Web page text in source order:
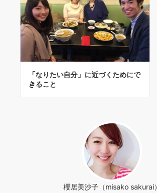
「なりたい自分」に近づくためにで
きること
櫻居美沙子（misako sakurai）